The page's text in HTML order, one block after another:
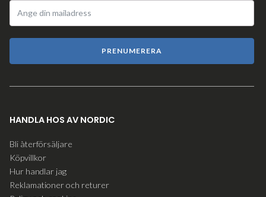
PRENUMERERA
HANDLA HOS AV NORDIC
Bli återförsäljare
Köpvillkor
Hur handlar jag
Reklamationer och returer